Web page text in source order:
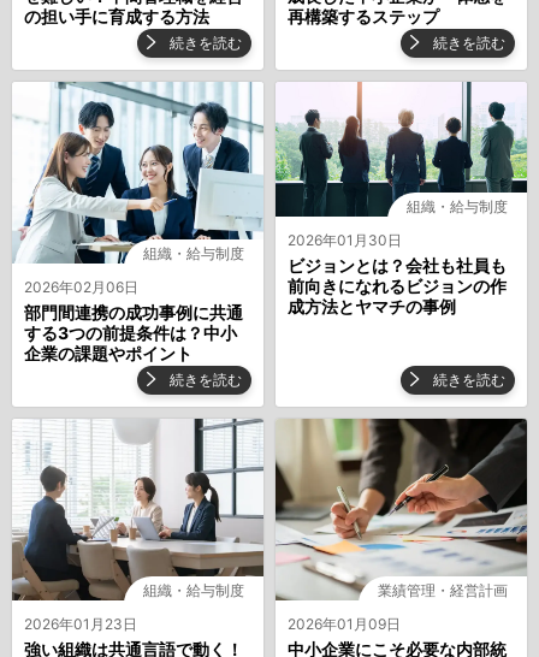
の担い手に育成する方法
続きを読む
再構築するステップ
続きを読む
2026年02月06日
組織・給与制度
部門間連携の成功事例に共通
する3つの前提条件は？中小
企業の課題やポイント
続きを読む
2026年01月30日
組織・給与制度
ビジョンとは？会社も社員も
前向きになれるビジョンの作
成方法とヤマチの事例
続きを読む
2026年01月23日
組織・給与制度
強い組織は共通言語で動く！
2026年01月09日
業績管理・経営計画
中⼩企業にこそ必要な内部統